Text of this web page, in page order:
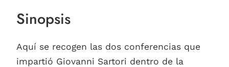
Sinopsis
Aquí se recogen las dos conferencias que
impartió Giovanni Sartori dentro de la